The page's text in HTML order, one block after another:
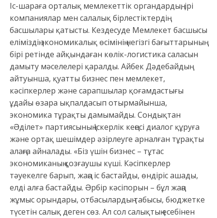
Іс-шараға орталық мемлекеттік органдардың, ірі
компаниялар мен салалық бірлестіктердің
басшылары қатысты. Кездесуде Мемлекет басшысы
еліміздің экономикалық өсімінің негізгі бағыттарының
бірі ретінде айқындаған көлік-логистика саласын
дамыту мəселелері қаралды. Айбек Дəдебайдың
айтуынша, қуатты бизнес пен мемлекет,
кəсіпкерлер жəне сарапшылар қоғамдастығы
ұдайы өзара ықпалдасып отырмайынша,
экономика тұрақты дамымайды. Сондықтан
«Əділет» партиясының Іскерлік кеңесі диалог құруға
жəне ортақ шешімдер əзірлеуге арналған тұрақты
алаңға айналады. «Біз үшін бизнес – тұтас
экономиканың қозғаушы күші. Кəсіпкерлер
тəуекелге барып, жаңа іс бастайды, өндіріс ашады,
елді алға бастайды. Əрбір кəсіпорын – бұл жаңа
жұмыс орындары, отбасылардың табысы, бюджетке
түсетін салық деген сөз. Ал сол салықтың есебінен